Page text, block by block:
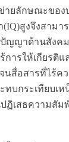
ายลักษณะขอ
สูงจึงสามาร
ญญาด้านสังค
ารให้เกียรติแ
นสื่อสารที่ไร้ค
ทบกระเทียบเ
ฏิเสธความสัม